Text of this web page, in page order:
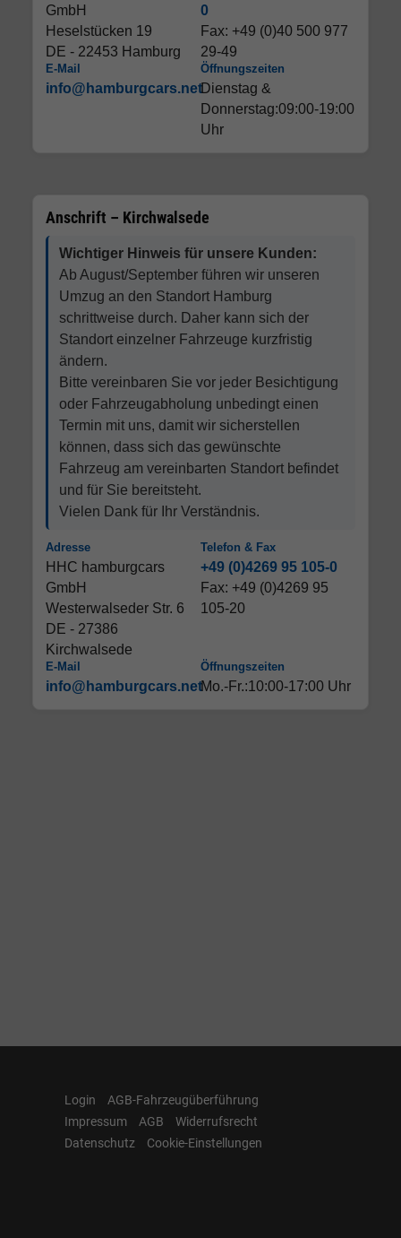
GmbH
Heselstücken 19
DE - 22453 Hamburg
0
Fax: +49 (0)40 500 977
29-49
E-Mail
info@hamburgcars.net
Öffnungszeiten
Dienstag &
Donnerstag:09:00-19:00
Uhr
Anschrift – Kirchwalsede
Wichtiger Hinweis für unsere Kunden:
Ab August/September führen wir unseren
Umzug an den Standort Hamburg
schrittweise durch. Daher kann sich der
Standort einzelner Fahrzeuge kurzfristig
ändern.
Bitte vereinbaren Sie vor jeder Besichtigung
oder Fahrzeugabholung unbedingt einen
Termin mit uns, damit wir sicherstellen
können, dass sich das gewünschte
Fahrzeug am vereinbarten Standort befindet
und für Sie bereitsteht.
Vielen Dank für Ihr Verständnis.
Adresse
HHC hamburgcars
GmbH
Westerwalseder Str. 6
DE - 27386
Kirchwalsede
Telefon & Fax
+49 (0)4269 95 105-0
Fax: +49 (0)4269 95
105-20
E-Mail
info@hamburgcars.net
Öffnungszeiten
Mo.-Fr.:10:00-17:00 Uhr
Login
AGB-Fahrzeugüberführung
Impressum
AGB
Widerrufsrecht
Datenschutz
Cookie-Einstellungen